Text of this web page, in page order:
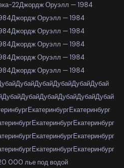
22Джордж Оруэлл — 1984
Джордж Оруэлл — 1984
Джордж Оруэлл — 1984
Джордж Оруэлл — 1984
Джордж Оруэлл — 1984
Джордж Оруэлл — 1984
ДубайДубайДубайДубайДубай
ДубайДубайДубайДубайДубайДубай
ЕкатеринбургЕкатеринбург
ЕкатеринбургЕкатеринбург
ЕкатеринбургЕкатеринбург
ЕкатеринбургЕкатеринбург
000 лье под водой